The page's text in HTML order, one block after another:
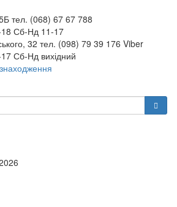
тел. (068) 67 67 788
Сб-Нд 11-17
32 тел. (098) 79 39 176 Viber
Сб-Нд вихідний